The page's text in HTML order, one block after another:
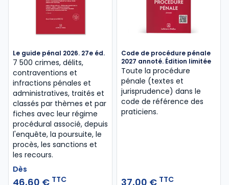
Le guide pénal 2026. 27e éd.
7 500 crimes, délits,
contraventions et
infractions pénales et
administratives, traités et
classés par thèmes et par
fiches avec leur régime
procédural associé, depuis
l'enquête, la poursuite, le
procès, les sanctions et
les recours.
Dès
46,60 € TTC
Code de procédure pénale
2027 annoté. Édition limitée
Toute la procédure
pénale (textes et
jurisprudence) dans le
code de référence des
praticiens.
37,00 € TTC